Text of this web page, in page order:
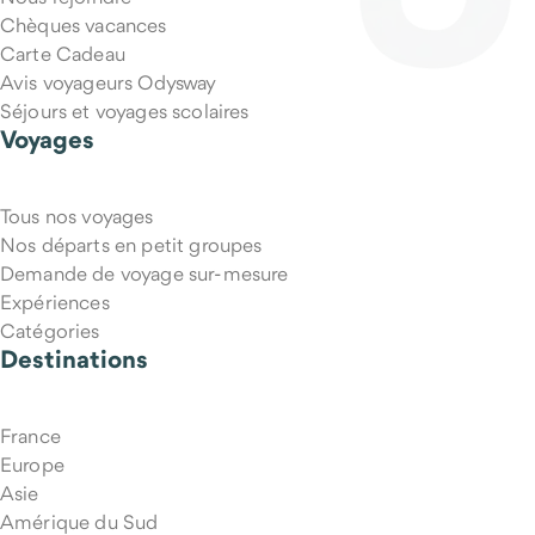
Puis-je annuler mon voyage si mes projets changent ?
Chèques vacances
Carte Cadeau
Avis voyageurs Odysway
Séjours et voyages scolaires
Voyages
Tous nos voyages
Nos départs en petit groupes
Demande de voyage sur-mesure
Expériences
Catégories
Destinations
France
Europe
Asie
Amérique du Sud